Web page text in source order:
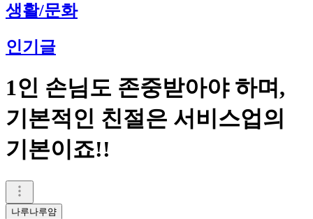
생활/문화
인기글
1인 손님도 존중받아야 하며,
기본적인 친절은 서비스업의
기본이죠!!
나루나루얌